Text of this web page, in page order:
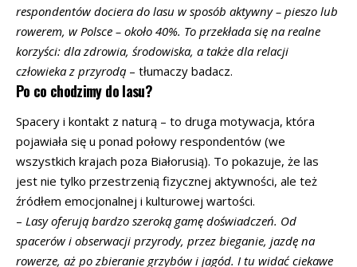
respondentów dociera do lasu w sposób aktywny – pieszo lub
rowerem, w Polsce – około 40%. To przekłada się na realne
korzyści: dla zdrowia, środowiska, a także dla relacji
człowieka z przyrodą – tłumaczy badacz.
Po co chodzimy do lasu?
Spacery i kontakt z naturą – to druga motywacja, która
pojawiała się u ponad połowy respondentów (we
wszystkich krajach poza Białorusią). To pokazuje, że las
jest nie tylko przestrzenią fizycznej aktywności, ale też
źródłem emocjonalnej i kulturowej wartości.
– Lasy oferują bardzo szeroką gamę doświadczeń. Od
spacerów i obserwacji przyrody, przez bieganie, jazdę na
rowerze, aż po zbieranie grzybów i jagód. I tu widać ciekawe